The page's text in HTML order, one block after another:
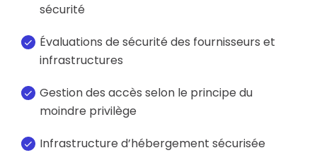
sécurité
Évaluations de sécurité des fournisseurs et
infrastructures
Gestion des accès selon le principe du
moindre privilège
Infrastructure d’hébergement sécurisée